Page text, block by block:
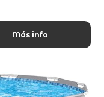
Más info